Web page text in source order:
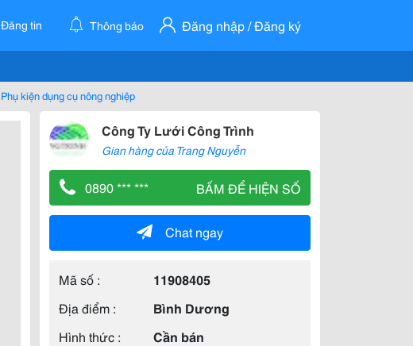
Đăng tin Thông báo Đăng nhập / Đăng ký
Phụ kiện dụng cụ nông nghiệp
Công Ty Lưới Công Trình
Gian hàng của Trang Nguyễn
0890 *** *** BẤM ĐỂ HIỆN SỐ
Chat ngay
Mã số :
11908405
Địa điểm :
Bình Dương
Hình thức :
Cần bán